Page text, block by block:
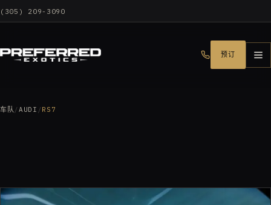
(305) 209-3090
预订
车队 /AUDI /RS7